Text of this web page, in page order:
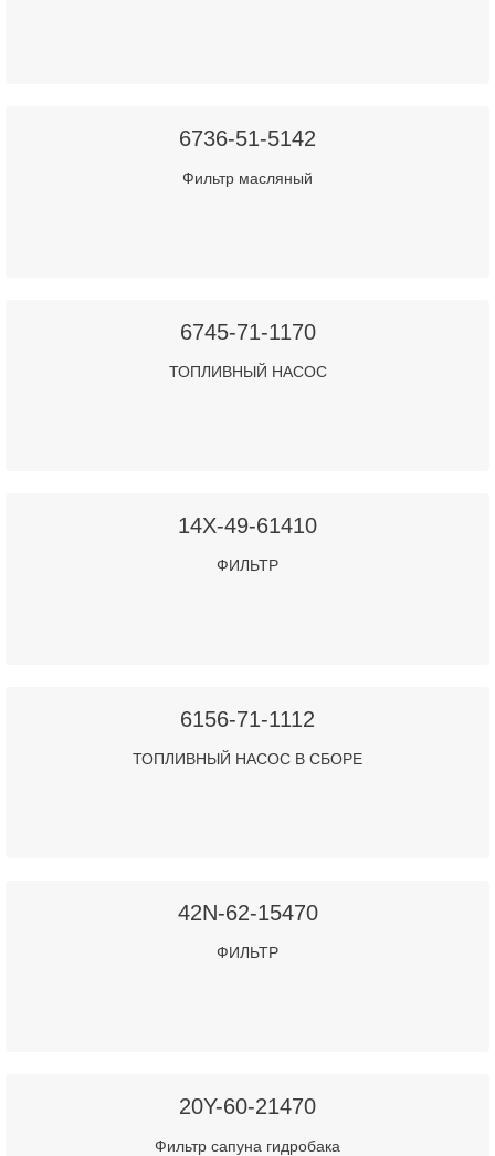
6736-51-5142
Фильтр масляный
6745-71-1170
ТОПЛИВНЫЙ НАСОС
14X-49-61410
ФИЛЬТР
6156-71-1112
ТОПЛИВНЫЙ НАСОС В СБОРЕ
42N-62-15470
ФИЛЬТР
20Y-60-21470
Фильтр сапуна гидробака